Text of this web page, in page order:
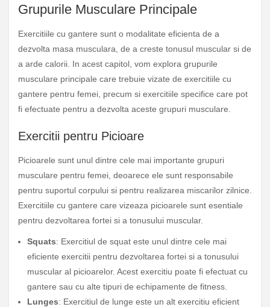
Grupurile Musculare Principale
Exercitiile cu gantere sunt o modalitate eficienta de a
dezvolta masa musculara, de a creste tonusul muscular si de
a arde calorii. In acest capitol, vom explora grupurile
musculare principale care trebuie vizate de exercitiile cu
gantere pentru femei, precum si exercitiile specifice care pot
fi efectuate pentru a dezvolta aceste grupuri musculare.
Exercitii pentru Picioare
Picioarele sunt unul dintre cele mai importante grupuri
musculare pentru femei, deoarece ele sunt responsabile
pentru suportul corpului si pentru realizarea miscarilor zilnice.
Exercitiile cu gantere care vizeaza picioarele sunt esentiale
pentru dezvoltarea fortei si a tonusului muscular.
Squats: Exercitiul de squat este unul dintre cele mai
eficiente exercitii pentru dezvoltarea fortei si a tonusului
muscular al picioarelor. Acest exercitiu poate fi efectuat cu
gantere sau cu alte tipuri de echipamente de fitness.
Lunges: Exercitiul de lunge este un alt exercitiu eficient